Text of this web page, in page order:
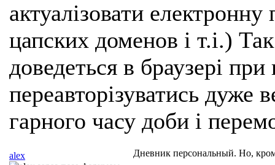
актуалізовати
цапских доменов і т.і.)
доведеться в браузері
переавторізуватись
гарного часу доби і
Дневник персональный. Но,
alex